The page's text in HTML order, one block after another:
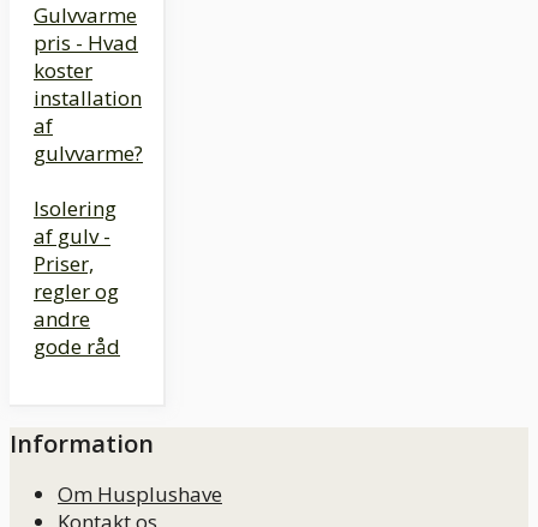
Gulvvarme
pris - Hvad
koster
installation
af
gulvvarme?
Isolering
af gulv -
Priser,
regler og
andre
gode råd
Information
Om Husplushave
Kontakt os